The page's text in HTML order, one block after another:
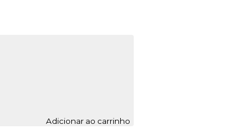
Adicionar ao carrinho